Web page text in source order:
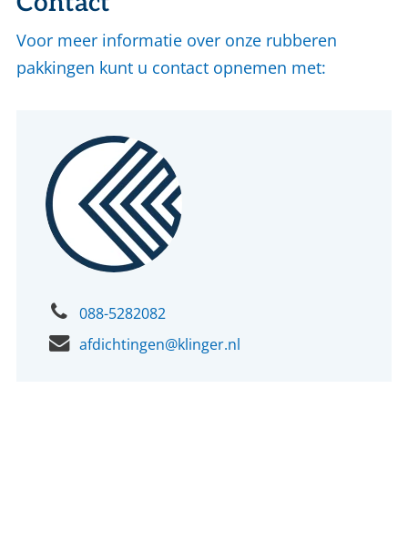
Voor meer informatie over onze rubberen
pakkingen kunt u contact opnemen met:
088-5282082
afdichtingen@klinger.nl